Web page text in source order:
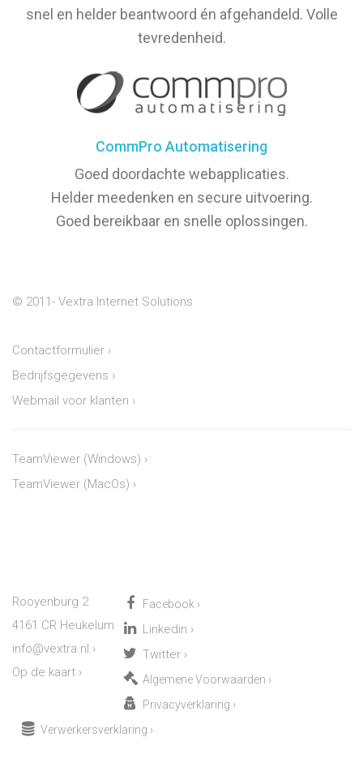
snel en helder beantwoord én afgehandeld. Volle
tevredenheid.
CommPro Automatisering
Goed doordachte webapplicaties.
Helder meedenken en secure uitvoering.
Goed bereikbaar en snelle oplossingen.
© 2011- Vextra Internet Solutions
Contactformulier ›
Bedrijfsgegevens ›
Webmail voor klanten ›
TeamViewer (Windows) ›
TeamViewer (MacOs) ›
Rooyenburg 2
4161 CR Heukelum
info@vextra.nl ›
Op de kaart ›
Facebook ›
Linkedin ›
Twitter ›
Algemene Voorwaarden ›
Privacyverklaring ›
Verwerkersverklaring ›